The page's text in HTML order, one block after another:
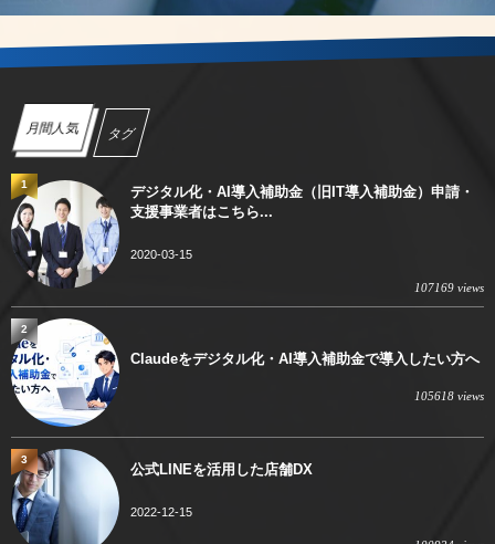
月間人気 タグ
デジタル化・AI導入補助金（旧IT導入補助金）申請・
支援事業者はこちら...
2020-03-15
107169 views
1
Claudeをデジタル化・AI導入補助金で導入したい方へ
105618 views
2
公式LINEを活用した店舗DX
2022-12-15
3